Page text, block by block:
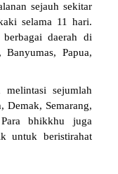
sejauh sekitar
selama 11 hari.
daerah di
Papua,
melintasi sejumlah
Demak, Semarang,
bhikkhu juga
untuk beristirahat